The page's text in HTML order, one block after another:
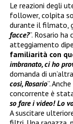
Le reazioni degli
follower, colpita
durante il filmato,
facce?”. Rosario
atteggiamento
familiarità con
imbranato, ci ho
domanda di
così, Rosario”.
concorrente è
so fare i video! Lo
A suscitare